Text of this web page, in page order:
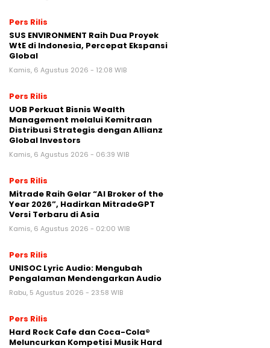
Pers Rilis
SUS ENVIRONMENT Raih Dua Proyek
WtE di Indonesia, Percepat Ekspansi
Global
Kamis, 6 Agustus 2026 - 12:08 WIB
Pers Rilis
UOB Perkuat Bisnis Wealth
Management melalui Kemitraan
Distribusi Strategis dengan Allianz
Global Investors
Kamis, 6 Agustus 2026 - 06:39 WIB
Pers Rilis
Mitrade Raih Gelar “AI Broker of the
Year 2026”, Hadirkan MitradeGPT
Versi Terbaru di Asia
Kamis, 6 Agustus 2026 - 02:00 WIB
Pers Rilis
UNISOC Lyric Audio: Mengubah
Pengalaman Mendengarkan Audio
Rabu, 5 Agustus 2026 - 23:58 WIB
Pers Rilis
Hard Rock Cafe dan Coca-Cola®
Meluncurkan Kompetisi Musik Hard